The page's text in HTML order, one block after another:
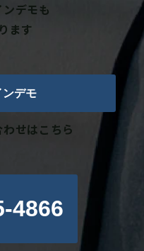
デモも
ます
ンデモ
せはこちら
4866